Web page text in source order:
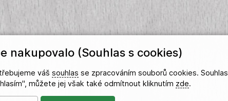
nakupovalo (Souhlas s cookies)
váš souhlas se zpracováním souborů cookies. Souhlas
můžete jej však také odmítnout kliknutím zde.